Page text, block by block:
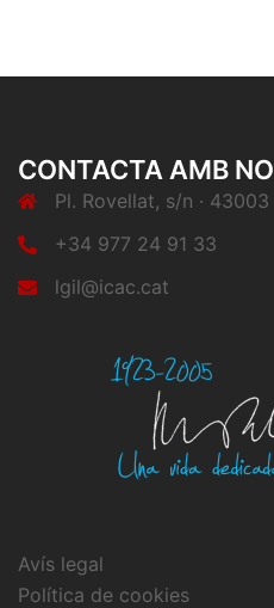
CONTACTA AMB
Pl. Rovellat, s/n ·
+34 977 24 91 33
lgil@icac.cat
Avís legal
Política de cookies